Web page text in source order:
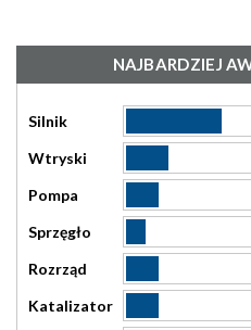
NAJBARDZIEJ
Silnik
Wtryski
Pompa
Sprzęgło
Rozrząd
Katalizator